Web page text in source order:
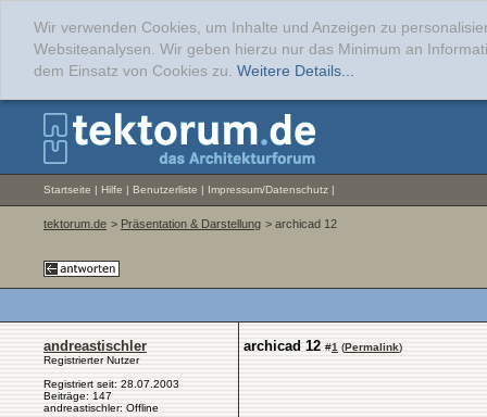
Wir verwenden Cookies, um Inhalte und Anzeigen zu
Websiteanalysen. Wir geben hierzu nur das Minimum an
dem Einsatz von Cookies zu. Weitere Details...
Startseite | Hilfe | Benutzerliste | Impressum/Datenschutz |
tektorum.de > Präsentation & Darstellung > archicad 12
andreastischler
Registrierter Nutzer
Registriert seit: 28.07.2003
Beiträge: 147
andreastischler: Offline
archicad 12 #1 (Permalink)